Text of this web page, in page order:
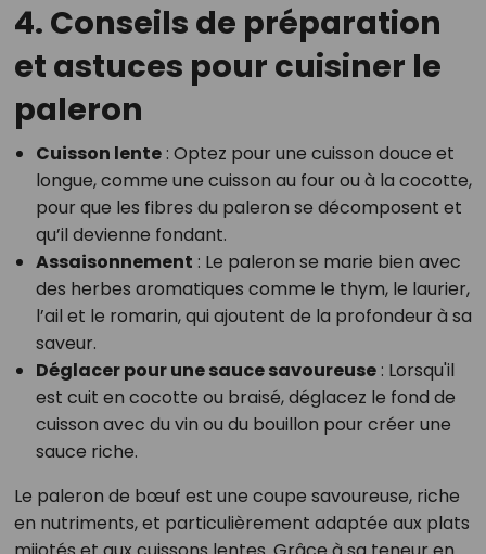
4. Conseils de préparation
et astuces pour cuisiner le
paleron
Cuisson lente: Optez pour une cuisson douce et
longue, comme une cuisson au four ou à la cocotte,
pour que les fibres du paleron se décomposent et
qu’il devienne fondant.
Assaisonnement : Le paleron se marie bien avec
des herbes aromatiques comme le thym, le laurier,
l’ail et le romarin, qui ajoutent de la profondeur à sa
saveur.
Déglacer pour une sauce savoureuse: Lorsqu'il
est cuit en cocotte ou braisé, déglacez le fond de
cuisson avec du vin ou du bouillon pour créer une
sauce riche.
Le paleron de bœuf est une coupe savoureuse, riche
en nutriments, et particulièrement adaptée aux plats